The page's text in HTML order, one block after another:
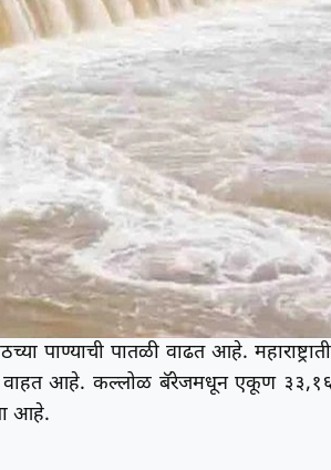
पाण्याची पातळी वाढत आहे.
वाहत आहे. कल्लोळ बॅरेजमधून एकूण
आहे.